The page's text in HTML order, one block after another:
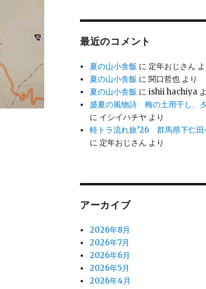
最近のコメント
夏の山小舎飯 に 定年おじさん
夏の山小舎飯 に関口哲也 より
夏の山小舎飯 にishii hachiya
盛夏の風物詩 梅の土用干し、
に イシイハチヤ より
軽トラ流れ旅’26 群馬県下仁田
に 定年おじさん より
アーカイブ
2026年8月
2026年7月
2026年6月
2026年5月
2026年4月